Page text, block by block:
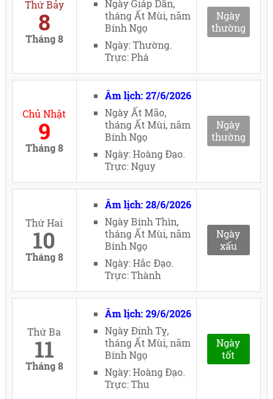
Thứ Bảy
8
Tháng 8
Ngày Giáp Dần,
tháng Ất Mùi, năm
Bính Ngọ
Ngày: Thường.
Trực: Phá
Ngày
thường
Chủ Nhật
9
Tháng 8
Âm lịch: 27/6/2026
Ngày Ất Mão,
tháng Ất Mùi, năm
Bính Ngọ
Ngày: Hoàng Đạo.
Trực: Nguy
Ngày
thường
Thứ Hai
10
Tháng 8
Âm lịch: 28/6/2026
Ngày Bính Thìn,
tháng Ất Mùi, năm
Bính Ngọ
Ngày: Hắc Đạo.
Trực: Thành
Ngày
xấu
Thứ Ba
11
Tháng 8
Âm lịch: 29/6/2026
Ngày Đinh Tỵ,
tháng Ất Mùi, năm
Bính Ngọ
Ngày: Hoàng Đạo.
Trực: Thu
Ngày
tốt